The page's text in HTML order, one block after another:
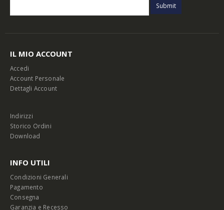
IL MIO ACCOUNT
Accedi
Account Personale
Dettagli Account
Indirizzi
Storico Ordini
Download
INFO UTILI
Condizioni Generali
Pagamento
Consegna
Garanzia e Recesso